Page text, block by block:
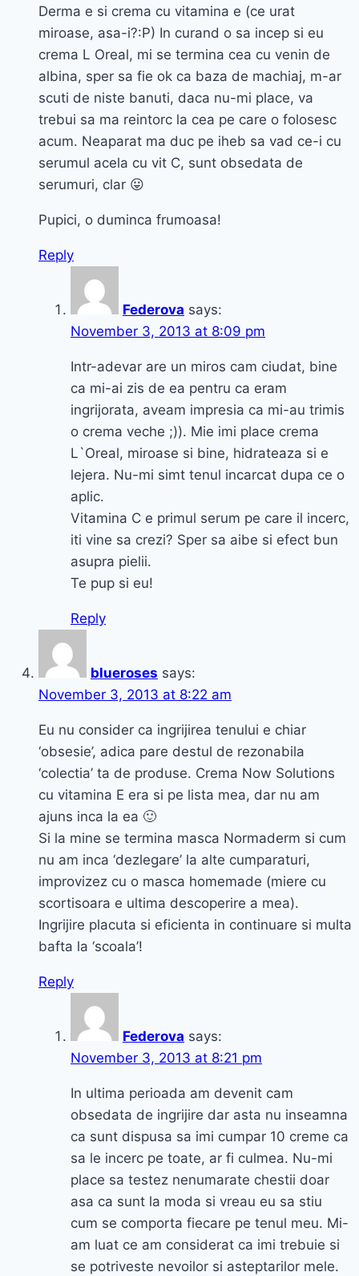
Derma e si crema cu vitamina e (ce urat
miroase, asa-i?:P) In curand o sa incep si eu
crema L Oreal, mi se termina cea cu venin de
albina, sper sa fie ok ca baza de machiaj, m-ar
scuti de niste banuti, daca nu-mi place, va
trebui sa ma reintorc la cea pe care o folosesc
acum. Neaparat ma duc pe iheb sa vad ce-i cu
serumul acela cu vit C, sunt obsedata de
serumuri, clar 😛
Pupici, o duminca frumoasa!
Reply
Federova says:
November 3, 2013 at 8:09 pm
Intr-adevar are un miros cam ciudat, bine
ca mi-ai zis de ea pentru ca eram
ingrijorata, aveam impresia ca mi-au trimis
o crema veche ;)). Mie imi place crema
L`Oreal, miroase si bine, hidrateaza si e
lejera. Nu-mi simt tenul incarcat dupa ce o
aplic.
Vitamina C e primul serum pe care il incerc,
iti vine sa crezi? Sper sa aibe si efect bun
asupra pielii.
Te pup si eu!
Reply
blueroses says:
November 3, 2013 at 8:22 am
Eu nu consider ca ingrijirea tenului e chiar
‘obsesie’, adica pare destul de rezonabila
‘colectia’ ta de produse. Crema Now Solutions
cu vitamina E era si pe lista mea, dar nu am
ajuns inca la ea 🙂
Si la mine se termina masca Normaderm si cum
nu am inca ‘dezlegare’ la alte cumparaturi,
improvizez cu o masca homemade (miere cu
scortisoara e ultima descoperire a mea).
Ingrijire placuta si eficienta in continuare si multa
bafta la ‘scoala’!
Reply
Federova says:
November 3, 2013 at 8:21 pm
In ultima perioada am devenit cam
obsedata de ingrijire dar asta nu inseamna
ca sunt dispusa sa imi cumpar 10 creme ca
sa le incerc pe toate, ar fi culmea. Nu-mi
place sa testez nenumarate chestii doar
asa ca sunt la moda si vreau eu sa stiu
cum se comporta fiecare pe tenul meu. Mi-
am luat ce am considerat ca imi trebuie si
se potriveste nevoilor si asteptarilor mele.